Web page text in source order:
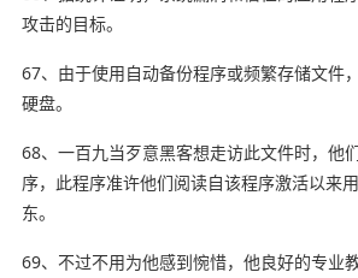
攻击的目标。
67、由于使用自动备份程序或频繁存储文件
硬盘。
68、一百九当歹意黑客想走访此文件时，他
序，此程序准许他们阅读自该程序激活以来
东。
69、不过不用为他感到惋惜，他良好的专业